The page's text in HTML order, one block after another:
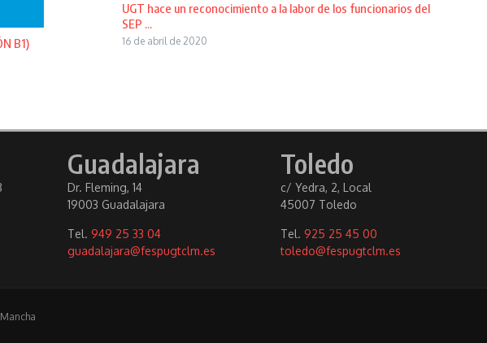
B1)
UGT hace un reconocimiento a la labor de los funcionarios del
SEP ...
16 de abril de 2020
Guadalajara
Dr. Fleming, 14
19003 Guadalajara
Tel. 949 25 33 04
guadalajara@fespugtclm.es
Toledo
c/ Yedra, 2, Local
45007 Toledo
Tel. 925 25 45 00
toledo@fespugtclm.es